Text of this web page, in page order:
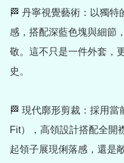
🏁 丹寧視覺藝術：以獨
感，搭配深藍色塊與細節
敬。這不只是一件外套，
史。
🏁 現代廓形剪裁：採用
Fit），高領設計搭配全開
起領子展現俐落感，還是